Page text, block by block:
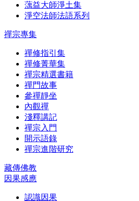
蕅益大師淨土集
淨空法師法語系列
禪宗專集
禪修指引集
禪修菁華集
禪宗精選書籍
禪門故事
參禪靜坐
內觀禪
淺釋講記
禪宗入門
開示語錄
禪宗進階研究
藏傳佛教
因果感應
認識因果